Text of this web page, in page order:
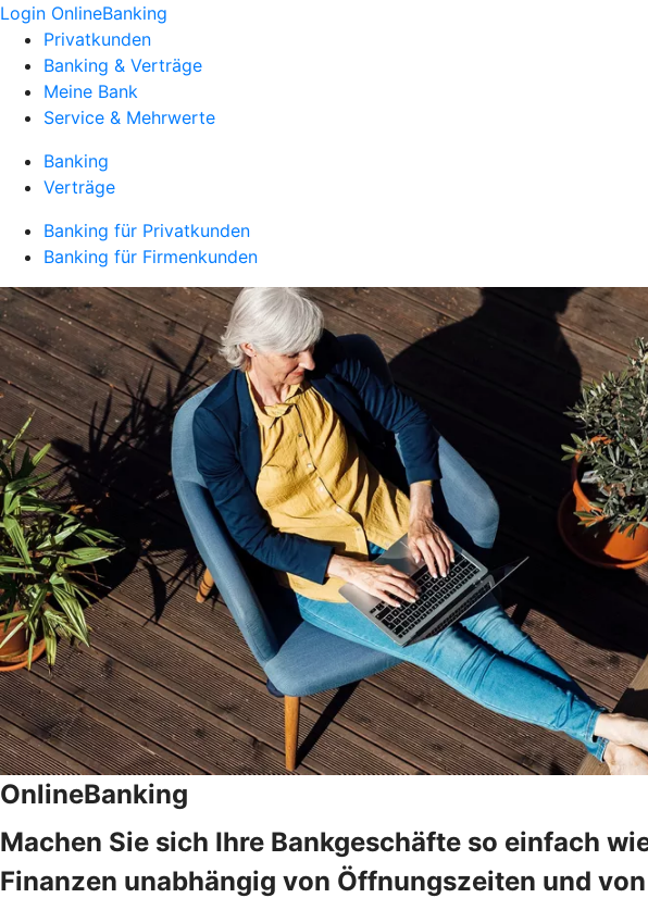
Login OnlineBanking
Privatkunden
Banking & Verträge
Meine Bank
Service & Mehrwerte
Banking
Verträge
Banking für Privatkunden
Banking für Firmenkunden
OnlineBanking
Machen Sie sich Ihre Bankgeschäfte so einfach
Finanzen unabhängig von Öffnungszeiten und